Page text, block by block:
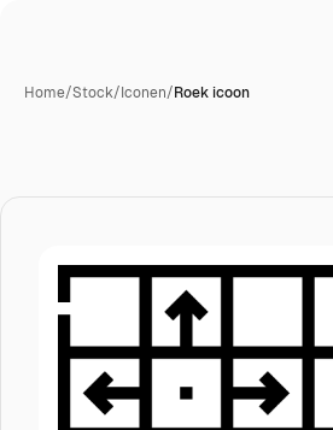
Home/Stock/Iconen/Roek icoon